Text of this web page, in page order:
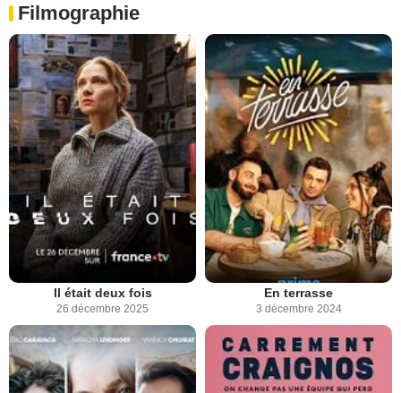
Filmographie
Il était deux fois
26 décembre 2025
En terrasse
3 décembre 2024